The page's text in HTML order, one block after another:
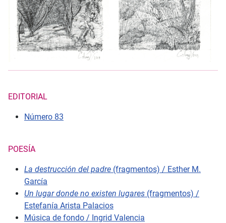
EDITORIAL
Número 83
POESÍA
La destrucción del padre (fragmentos) / Esther M.
García
Un lugar donde no existen lugares (fragmentos) /
Estefanía Arista Palacios
Música de fondo / Ingrid Valencia